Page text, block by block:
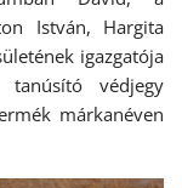
István, Hargita
igazgatója
tanúsító védjegy
márkanéven